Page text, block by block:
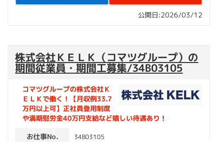
公開日:2026/03/12
株式会社ＫＥＬＫ（コマツグループ）の
期間従業員・期間工募集/34B03105
コマツグループの株式会社Ｋ
ＥＬＫで働く！【月収例33.7
万円以上可】正社員登用制度
や満期慰労金40万円支給など嬉しい待遇あり！
お仕事No. 34B03105